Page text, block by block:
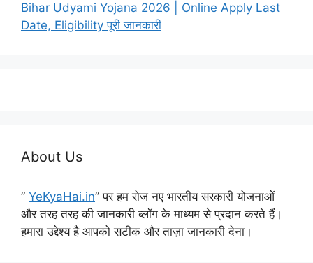
Bihar Udyami Yojana 2026 | Online Apply Last
Date, Eligibility पूरी जानकारी
About Us
” YeKyaHai.in” पर हम रोज नए भारतीय सरकारी योजनाओं
और तरह तरह की जानकारी ब्लॉग के माध्यम से प्रदान करते हैं।
हमारा उद्देश्य है आपको सटीक और ताज़ा जानकारी देना।